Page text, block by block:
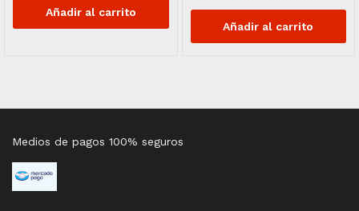
Añadir al carrito
Añadir al carrito
Medios de pagos 100% seguros